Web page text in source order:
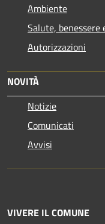
Ambiente
Salute, benessere
Autorizzazioni
NOVITÀ
Notizie
Comunicati
Avvisi
VIVERE IL COMUNE